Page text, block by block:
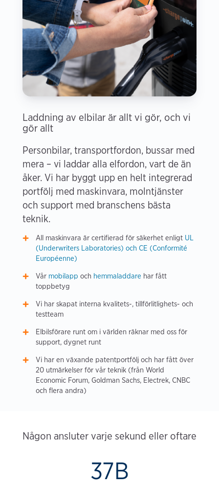
Laddning av elbilar är allt vi gör, och vi
gör allt
Personbilar, transportfordon, bussar med
mera – vi laddar alla elfordon, vart de än
åker. Vi har byggt upp en helt integrerad
portfölj med maskinvara, molntjänster
och support med branschens bästa
teknik.
All maskinvara är certifierad för säkerhet enligt UL
(Underwriters Laboratories) och CE (Conformité
Européenne)
Vår mobilapp och hemmaladdare har fått
toppbetyg
Vi har skapat interna kvalitets-, tillförlitlighets- och
testteam
Elbilsförare runt om i världen räknar med oss för
support, dygnet runt
Vi har en växande patentportfölj och har fått över
20 utmärkelser för vår teknik (från World
Economic Forum, Goldman Sachs, Electrek, CNBC
och flera andra)
Någon ansluter varje sekund eller oftare
37B